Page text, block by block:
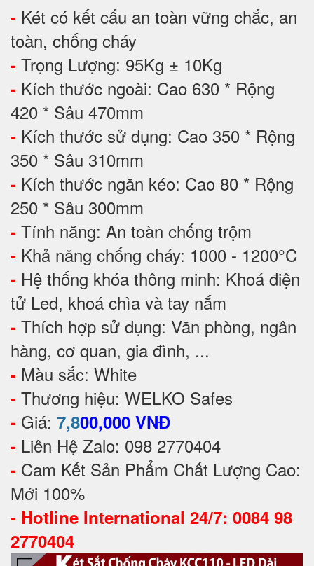
- Két có kết cấu an toàn vững chắc, an
toàn, chống cháy
- Trọng Lượng: 95Kg ± 10Kg
- Kích thước ngoài: Cao 630 * Rộng
420 * Sâu 470mm
- Kích thước sử dụng: Cao 350 * Rộng
350 * Sâu 310mm
- Kích thước ngăn kéo: Cao 80 * Rộng
250 * Sâu 300mm
- Tính năng: An toàn chống trộm
- Khả năng chống cháy: 1000 - 1200°C
- Hệ thống khóa thông minh: Khoá điện
tử Led, khoá chìa và tay nắm
- Thích hợp sử dụng: Văn phòng, ngân
hàng, cơ quan, gia đình, ...
- Màu sắc: White
- Thương hiệu: WELKO Safes
- Giá: 7,800,000 VNĐ
- Liên Hệ Zalo: 098 2770404
- Cam Kết Sản Phẩm Chất Lượng Cao:
Mới 100%
- Hotline International 24/7: 0084 98
2770404